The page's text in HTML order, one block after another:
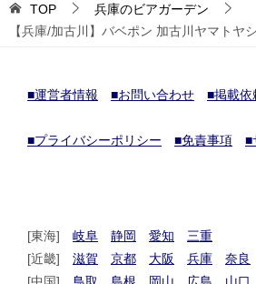
TOP
兵庫のビアガーデン
【兵庫/加古川】バベポン 加古川ヤマトヤ
■運営者情報 ■お問い合わせ ■掲載依
■プライバシーポリシー ■免責事項 ■
[東海] 岐阜 静岡 愛知
三重
[近畿] 滋賀 京都 大阪 兵庫 奈良
[中国] 鳥取 島根 岡山 広島 山口